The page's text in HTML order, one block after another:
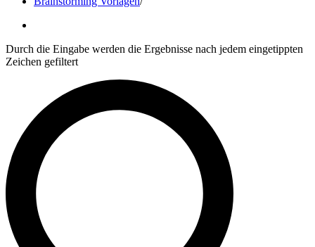
Durch die Eingabe werden die Ergebnisse nach jedem eingetippten
Zeichen gefiltert